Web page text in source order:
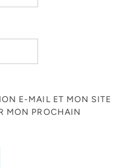
E-MAIL ET MON SITE
MON PROCHAIN